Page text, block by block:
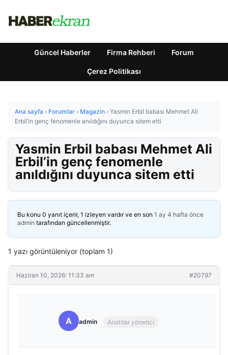
Güncel Haberler Firma Rehberi Forum
Çerez Politikası
Ana sayfa › Forumlar › Magazin › Yasmin Erbil babası Mehmet Ali
Erbil’in genç fenomenle anıldığını duyunca sitem etti
Yasmin Erbil babası Mehmet Ali
Erbil’in genç fenomenle
anıldığını duyunca sitem etti
Bu konu 0 yanıt içerir, 1 izleyen vardır ve en son 1 ay 4 hafta önce
admin tarafından güncellenmiştir.
1 yazı görüntüleniyor (toplam 1)
Haziran 10, 2026: 11:33 am #20797
A admin Anahtar yönetici